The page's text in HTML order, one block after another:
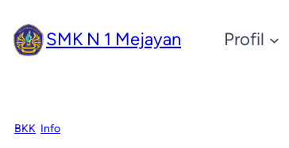
SMK N 1 Mejayan Profil
BKK Info